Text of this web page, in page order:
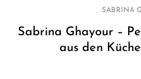
SABRINA
Sabrina Ghayour –
aus den